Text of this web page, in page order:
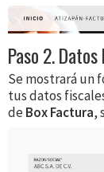
Paso 2.
Se mostrará un
tus datos
deBox Factura,